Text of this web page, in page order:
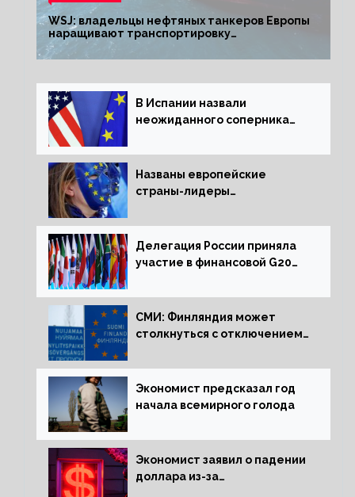
WSJ: владельцы нефтяных танкеров Европы
наращивают транспортировку
из РФ до санкций
В Испании назвали
неожиданного соперника
Названы европейские
страны-лидеры
активов
Делегация России приняла
участие в финансовой G20
СМИ: Финляндия может
столкнуться с отключением
Экономист предсказал год
начала всемирного голода
Экономист заявил о падении
доллара из-за